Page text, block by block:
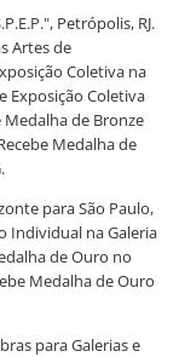
Petrópolis, RJ.
Artes de
Coletiva na
Exposição Coletiva
Medalha de Bronze
Medalha de
para São Paulo,
Individual na Galeria
de Ouro no
Medalha de Ouro
para Galerias e